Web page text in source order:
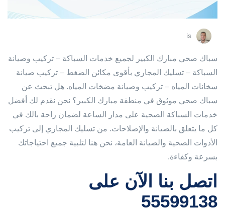
is
سباك صحي مبارك الكبير لجميع خدمات السباكة – تركيب وصيانة
السباكة – تسليك المجاري بأقوى مكائن الضغط – تركيب صيانة
سخانات المياه – تركيب وصيانة مضخات المياه. هل تبحث عن
سباك صحي موثوق في منطقة مبارك الكبير؟ نحن نقدم لك أفضل
خدمات السباكة الصحية على مدار الساعة لضمان راحة بالك في
كل ما يتعلق بالصيانة والإصلاحات. من تسليك المجاري إلى تركيب
الأدوات الصحية والصيانة العامة، نحن هنا لتلبية جميع احتياجاتك
بسرعة وكفاءة.
اتصل بنا الآن على
55599138